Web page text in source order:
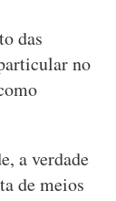
das
no
a verdade
de meios